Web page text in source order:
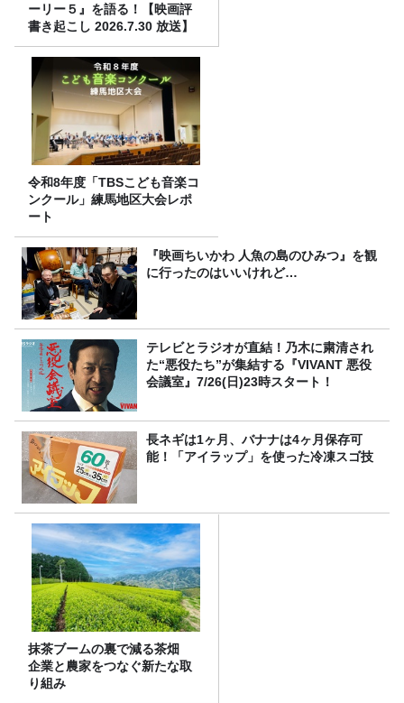
ーリー５』を語る！【映画評
書き起こし 2026.7.30 放送】
令和8年度「TBSこども音楽コ
ンクール」練馬地区大会レポ
ート
『映画ちいかわ 人魚の島のひみつ』を観
に行ったのはいいけれど…
テレビとラジオが直結！乃木に粛清され
た“悪役たち”が集結する『VIVANT 悪役
会議室』7/26(日)23時スタート！
長ネギは1ヶ月、バナナは4ヶ月保存可
能！「アイラップ」を使った冷凍スゴ技
抹茶ブームの裏で減る茶畑
企業と農家をつなぐ新たな取
り組み